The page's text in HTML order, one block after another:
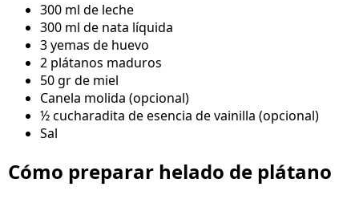
300 ml de leche
300 ml de nata líquida
3 yemas de huevo
2 plátanos maduros
50 gr de miel
Canela molida (opcional)
½ cucharadita de esencia de vainilla (opcional)
Sal
Cómo preparar helado de plátano